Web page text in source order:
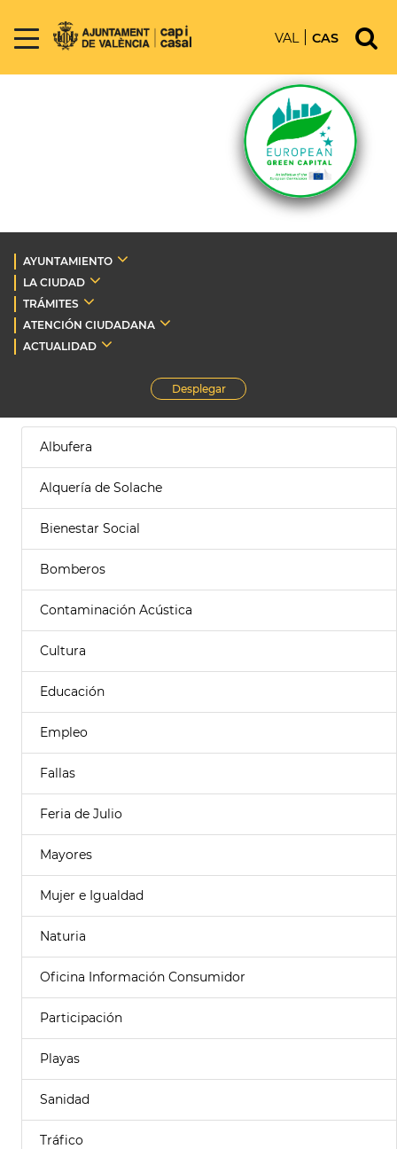
VAL CAS
AYUNTAMIENTO
LA CIUDAD
TRÁMITES
ATENCIÓN CIUDADANA
ACTUALIDAD
Desplegar
Albufera
Alquería de Solache
Bienestar Social
Bomberos
Contaminación Acústica
Cultura
Educación
Empleo
Fallas
Feria de Julio
Mayores
Mujer e Igualdad
Naturia
Oficina Información Consumidor
Participación
Playas
Sanidad
Tráfico